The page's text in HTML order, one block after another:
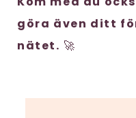
göra även ditt
nätet. 🚀